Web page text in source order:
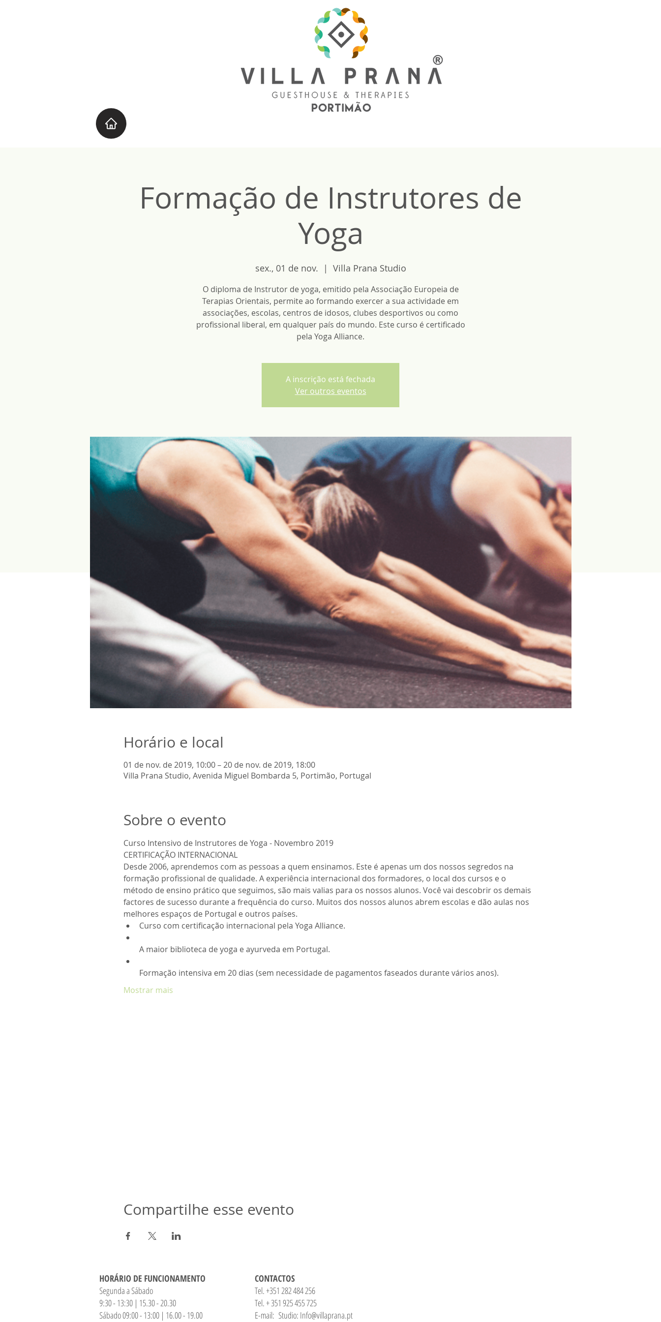
Formação de Instrutores de
Yoga
sex., 01 de nov.
  |
Villa Prana Studio
O diploma de Instrutor de yoga, emitido pela Associação Europeia de
Terapias Orientais, permite ao formando exercer a sua actividade em
associações, escolas, centros de idosos, clubes desportivos ou como
profissional liberal, em qualquer país do mundo. Este curso é certificado
pela Yoga Alliance.
A inscrição está fechada
Ver outros eventos
Horário e local
01 de nov. de 2019, 10:00 – 20 de nov. de 2019, 18:00
Villa Prana Studio, Avenida Miguel Bombarda 5, Portimão, Portugal
Sobre o evento
Curso Intensivo de Instrutores de Yoga - Novembro 2019
CERTIFICAÇÃO INTERNACIONAL
Desde 2006, aprendemos com as pessoas a quem ensinamos. Este é apenas um dos nossos segredos na
formação profissional de qualidade. A experiência internacional dos formadores, o local dos cursos e o
método de ensino prático que seguimos, são mais valias para os nossos alunos. Você vai descobrir os demais
factores de sucesso durante a frequência do curso. Muitos dos nossos alunos abrem escolas e dão aulas nos
melhores espaços de Portugal e outros países.
Mostrar mais
Compartilhe esse evento
HORÁRIO DE FUNCIONAMENTO
Segunda a Sábado
9:30 - 13:30 | 15.30 - 20.30
Sábado 09:00 - 13:00 | 16.00 - 19.00
CONTACTOS
Tel. +351 282 484 256
Tel. + 351 925 455 725
E-mail: Studio: Info@villaprana.pt